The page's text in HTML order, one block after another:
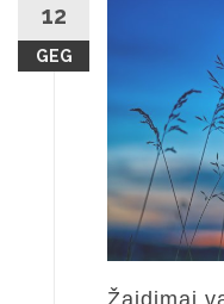
12
GEG